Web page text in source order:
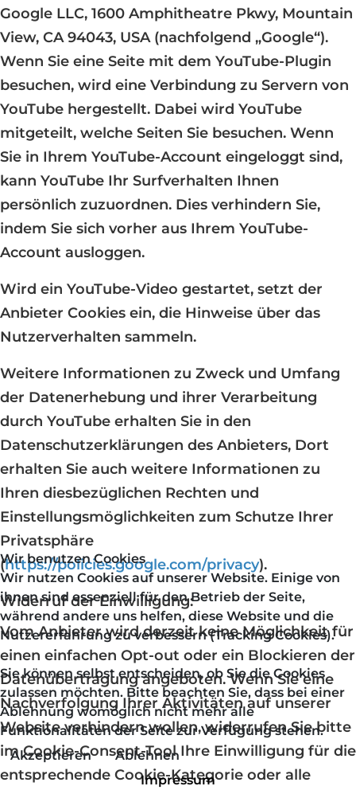
Google LLC, 1600 Amphitheatre Pkwy, Mountain
View, CA 94043, USA (nachfolgend „Google“).
Wenn Sie eine Seite mit dem YouTube-Plugin
besuchen, wird eine Verbindung zu Servern von
YouTube hergestellt. Dabei wird YouTube
mitgeteilt, welche Seiten Sie besuchen. Wenn
Sie in Ihrem YouTube-Account eingeloggt sind,
kann YouTube Ihr Surfverhalten Ihnen
persönlich zuzuordnen. Dies verhindern Sie,
indem Sie sich vorher aus Ihrem YouTube-
Account ausloggen.
Wird ein YouTube-Video gestartet, setzt der
Anbieter Cookies ein, die Hinweise über das
Nutzerverhalten sammeln.
Weitere Informationen zu Zweck und Umfang
der Datenerhebung und ihrer Verarbeitung
durch YouTube erhalten Sie in den
Datenschutzerklärungen des Anbieters, Dort
erhalten Sie auch weitere Informationen zu
Ihren diesbezüglichen Rechten und
Einstellungsmöglichkeiten zum Schutze Ihrer
Privatsphäre
(https://policies.google.com/privacy).
Widerruf der Einwilligung:
Vom Anbieter wird derzeit keine Möglichkeit für
einen einfachen Opt-out oder ein Blockieren der
Datenübertragung angeboten. Wenn Sie eine
Nachverfolgung Ihrer Aktivitäten auf unserer
Website verhindern wollen, widerrufen Sie bitte
im Cookie-Consent-Tool Ihre Einwilligung für die
entsprechende Cookie-Kategorie oder alle
Wir benutzen Cookies
Wir nutzen Cookies auf unserer Website. Einige von
ihnen sind essenziell für den Betrieb der Seite,
während andere uns helfen, diese Website und die
Nutzererfahrung zu verbessern (Tracking Cookies).
Sie können selbst entscheiden, ob Sie die Cookies
zulassen möchten. Bitte beachten Sie, dass bei einer
Ablehnung womöglich nicht mehr alle
Funktionalitäten der Seite zur Verfügung stehen.
Akzeptieren
Ablehnen
Impressum